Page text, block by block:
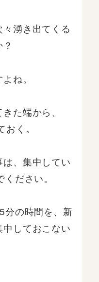
湧き出てくる
ね。
た端から、
く。
は、集中してい
ださい。
分の時間を、新
しておこない